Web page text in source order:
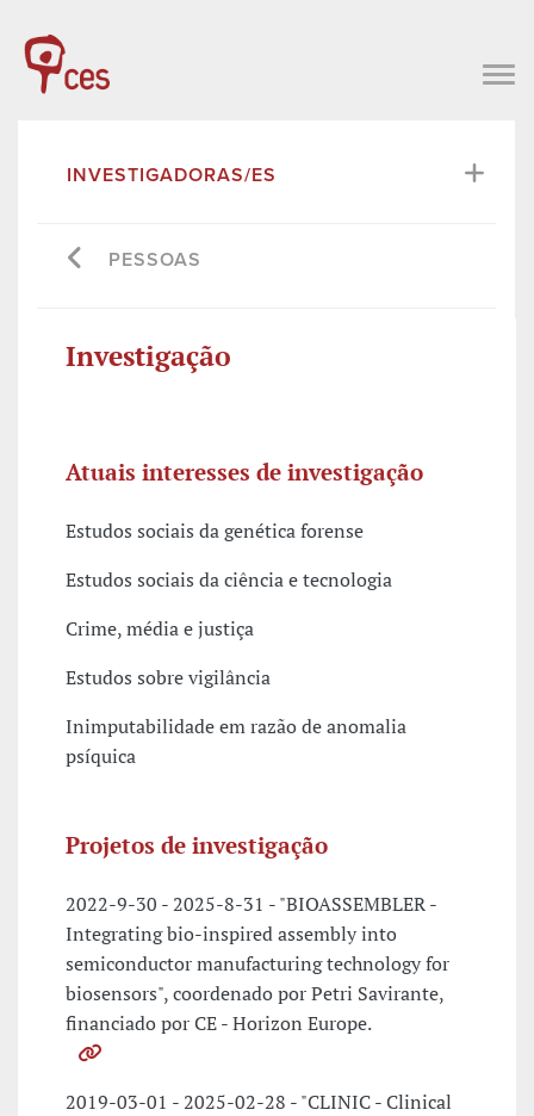
INVESTIGADORAS/ES
PESSOAS
Investigação
Atuais interesses de investigação
Estudos sociais da genética forense
Estudos sociais da ciência e tecnologia
Crime, média e justiça
Estudos sobre vigilância
Inimputabilidade em razão de anomalia
psíquica
Projetos de investigação
2022-9-30 - 2025-8-31 - "BIOASSEMBLER -
Integrating bio-inspired assembly into
semiconductor manufacturing technology for
biosensors", coordenado por Petri Savirante,
financiado por CE - Horizon Europe.
2019-03-01 - 2025-02-28 - "CLINIC - Clinical